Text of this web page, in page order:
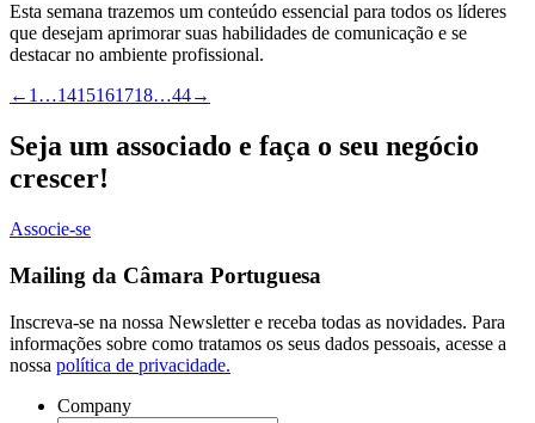
Esta semana trazemos um conteúdo essencial para todos os líderes
que desejam aprimorar suas habilidades de comunicação e se
destacar no ambiente profissional.
← 1 …1415161718…44→
Seja um associado e faça o seu negócio
crescer!
Associe-se
Mailing da Câmara Portuguesa
Inscreva-se na nossa Newsletter e receba todas as novidades. Para
informações sobre como tratamos os seus dados pessoais, acesse a
nossa política de privacidade.
Company